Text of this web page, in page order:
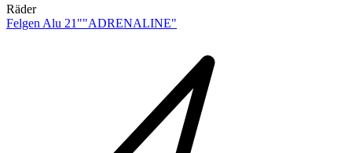
Räder
Felgen Alu 21""ADRENALINE"